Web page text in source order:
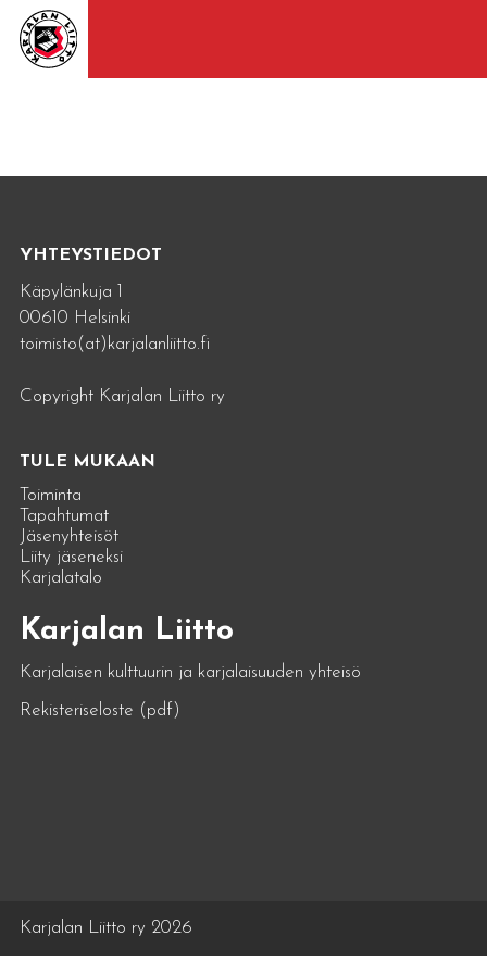
YHTEYSTIEDOT
Käpylänkuja 1
00610 Helsinki
toimisto(at)karjalanliitto.fi
Copyright Karjalan Liitto ry
TULE MUKAAN
Toiminta
Tapahtumat
Jäsenyhteisöt
Liity jäseneksi
Karjalatalo
Karjalan Liitto
Karjalaisen kulttuurin ja karjalaisuuden yhteisö
Rekisteriseloste (pdf)
Karjalan Liitto ry 2026